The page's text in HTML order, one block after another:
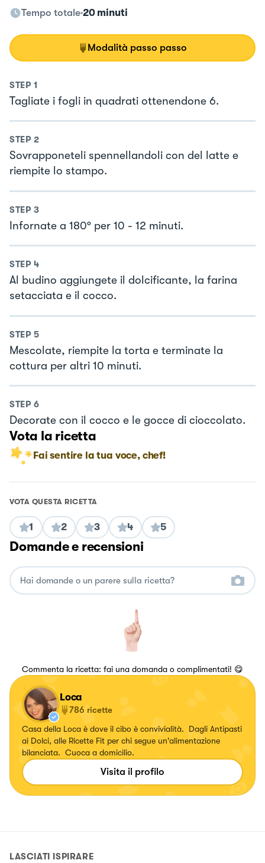
Tempo totale 20 minuti
Modalità passo passo
STEP 1
Tagliate i fogli in quadrati ottenendone 6.
STEP 2
Sovrapponeteli spennellandoli con del latte e
riempite lo stampo.
STEP 3
Infornate a 180° per 10 - 12 minuti.
STEP 4
Al budino aggiungete il dolcificante, la farina
setacciata e il cocco.
STEP 5
Mescolate, riempite la torta e terminate la
cottura per altri 10 minuti.
STEP 6
Decorate con il cocco e le gocce di cioccolato.
Vota la ricetta
Fai sentire la tua voce, chef!
VOTA QUESTA RICETTA
1 2 3 4 5
Domande e recensioni
Commenta la ricetta: fai una domanda o complimentati! 😋
Loca
786 ricette
Casa della Loca è dove il cibo è convivialità. Dagli Antipasti
ai Dolci, alle Ricette Fit per chi segue un'alimentazione
bilanciata. Cuoca a domicilio.
Visita il profilo
LASCIATI ISPIRARE